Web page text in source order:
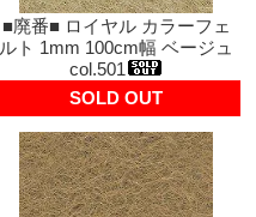
■廃番■ ロイヤル カラーフェ
ルト 1mm 100cm幅 ベージュ
col.501
SOLD OUT